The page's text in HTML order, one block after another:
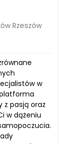
Rzeszów
w
z pasją oraz
w dążeniu